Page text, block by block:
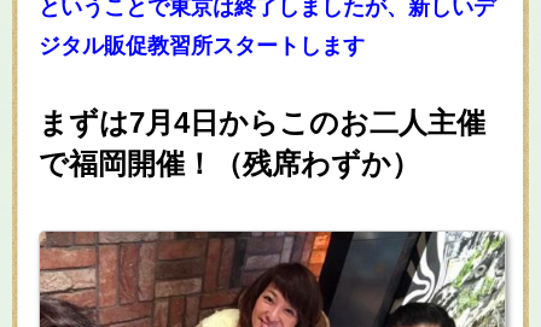
ということで東京は終了しましたが、新しいデ
ジタル販促教習所スタートします
まずは7月4日からこのお二人主催
で福岡開催！（残席わずか）